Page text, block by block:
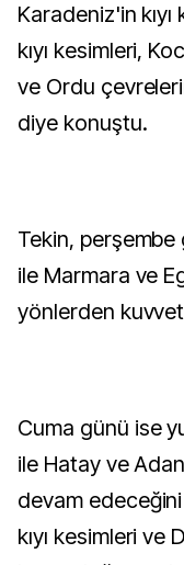
Karadeniz'in
kıyı kesimleri,
ve Ordu
diye konuştu.
Tekin, perşembe
ile Marmara ve
yönlerden
Cuma günü ise
ile Hatay ve
devam
kıyı kesimleri ve